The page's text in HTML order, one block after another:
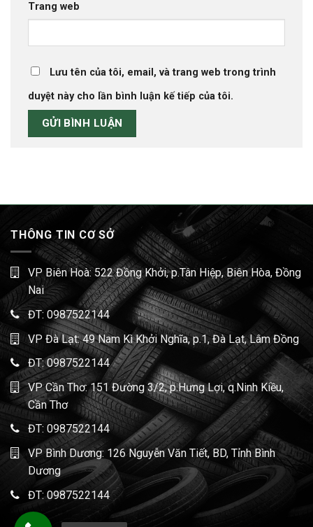
Trang web
Lưu tên của tôi, email, và trang web trong trình
duyệt này cho lần bình luận kế tiếp của tôi.
THÔNG TIN CƠ SỞ
VP Biên Hoà: 522 Đồng Khởi, p.Tân Hiệp, Biên Hòa, Đồng
Nai
ĐT: 0987522144
VP Đà Lạt: 49 Nam Kì Khởi Nghĩa, p.1, Đà Lạt, Lâm Đồng
ĐT:0987522144
VP Cần Thơ: 151 Đường 3/2, p.Hưng Lợi, q.Ninh Kiều,
Cần Thơ
ĐT: 0987522144
VP Bình Dương: 126 Nguyễn Văn Tiết, BD, Tỉnh Bình
Dương
ĐT: 0987522144